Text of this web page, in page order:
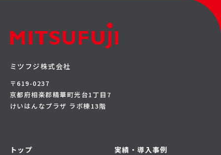
ミツフジ株式会社
〒619-0237
京都府相楽郡精華町光台1丁目7
けいはんなプラザ ラボ棟13階
トップ
実績・導入事例